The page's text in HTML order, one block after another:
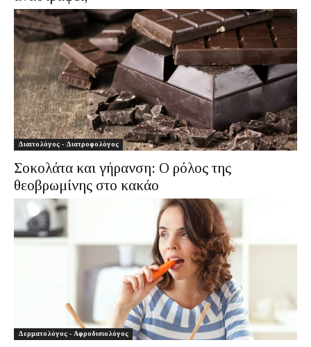
Διαιτολόγος - Διατροφολόγος
Σοκολάτα και γήρανση: Ο ρόλος της
θεοβρωμίνης στο κακάο
Δερματολόγος - Αφροδισιολόγος